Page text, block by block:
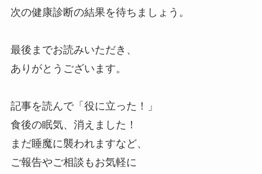
次の健康診断の結果を待ちましょう。
最後までお読みいただき、
ありがとうございます。
記事を読んで「役に立った！」
食後の眠気、消えました！
まだ睡魔に襲われますなど、
ご報告やご相談もお気軽に